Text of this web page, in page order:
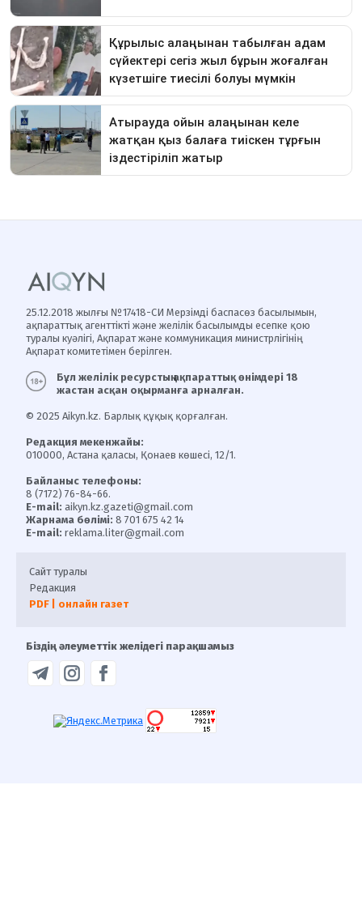
25.12.2018 жылғы №17418-СИ Мерзімді баспасөз басылымын,
ақпараттық агенттікті және желілік басылымды есепке қою
туралы куәлігі, Ақпарат және коммуникация министрлігінің
Ақпарат комитетімен берілген.
Бұл желілік ресурстың ақпараттық өнімдері 18
жастан асқан оқырманға арналған.
© 2025 Aikyn.kz. Барлық құқық қорғалған.
Редакция мекенжайы:
010000, Астана қаласы, Қонаев көшесі, 12/1.
Байланыс телефоны:
8 (7172) 76-84-66.
E-mail: aikyn.kz.gazeti@gmail.com
Жарнама бөлімі: 8 701 675 42 14
E-mail: reklama.liter@gmail.com
Сайт туралы
Редакция
PDF | онлайн газет
Біздің әлеуметтік желідегі парақшамыз